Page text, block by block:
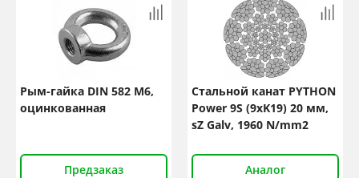
Рым-гайка DIN 582 М6,
оцинкованная
Предзаказ
Стальной канат PYTHON
Power 9S (9xK19) 20 мм,
sZ Galv, 1960 N/mm2
Аналог